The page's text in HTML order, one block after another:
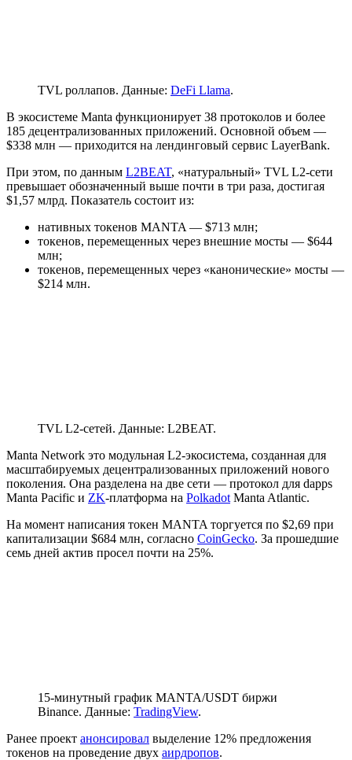
TVL роллапов. Данные: DeFi Llama.
В экосистеме Manta функционирует 38 протоколов и более
185 децентрализованных приложений. Основной объем —
$338 млн — приходится на лендинговый сервис LayerBank.
При этом, по данным L2BEAT, «натуральный» TVL L2-сети
превышает обозначенный выше почти в три раза, достигая
$1,57 млрд. Показатель состоит из:
нативных токенов MANTA — $713 млн;
токенов, перемещенных через внешние мосты — $644
млн;
токенов, перемещенных через «канонические» мосты —
$214 млн.
TVL L2-сетей. Данные: L2BEAT.
Manta Network это модульная L2-экосистема, созданная для
масштабируемых децентрализованных приложений нового
поколения. Она разделена на две сети — протокол для dapps
Manta Pacific и ZK-платформа на Polkadot Manta Atlantic.
На момент написания токен MANTA торгуется по $2,69 при
капитализации $684 млн, согласно CoinGecko. За прошедшие
семь дней актив просел почти на 25%.
15-минутный график MANTA/USDT биржи
Binance. Данные: TradingView.
Ранее проект анонсировал выделение 12% предложения
токенов на проведение двух аирдропов.